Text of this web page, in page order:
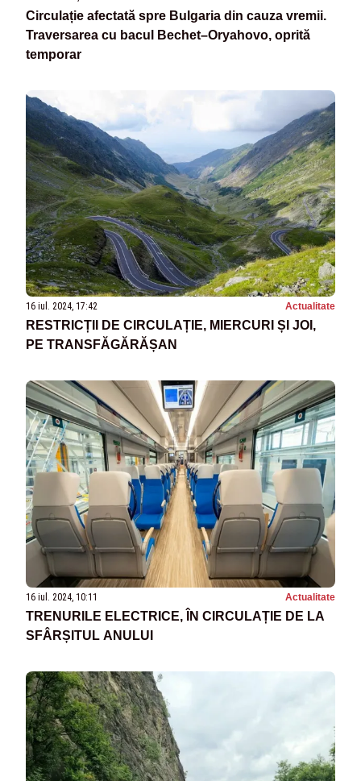
Circulație afectată spre Bulgaria din cauza vremii.
Traversarea cu bacul Bechet–Oryahovo, oprită
temporar
16 iul. 2024, 17:42 Actualitate
RESTRICȚII DE CIRCULAȚIE, MIERCURI ȘI JOI,
PE TRANSFĂGĂRĂȘAN
16 iul. 2024, 10:11 Actualitate
TRENURILE ELECTRICE, ÎN CIRCULAȚIE DE LA
SFÂRȘITUL ANULUI